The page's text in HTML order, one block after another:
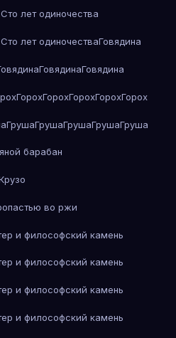
лет одиночества
лет одиночестваГовядина
ГовядинаГовядина
ГорохГорохГорохГорохГорох
ГрушаГрушаГрушаГрушаГруша
барабан
во ржи
и философский камень
и философский камень
и философский камень
и философский камень